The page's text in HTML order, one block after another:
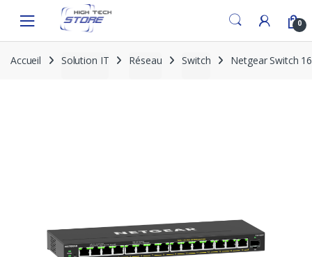
navigation
content
0
Accueil Solution IT Réseau Switch Netgear Switch